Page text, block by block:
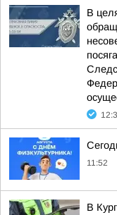
В
11:52
В